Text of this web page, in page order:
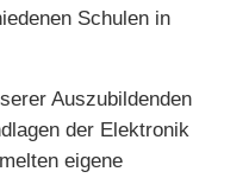
Schulen in
Auszubildenden
der Elektronik
eigene